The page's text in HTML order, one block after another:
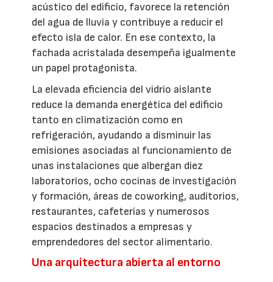
acústico del edificio, favorece la retención
del agua de lluvia y contribuye a reducir el
efecto isla de calor. En ese contexto, la
fachada acristalada desempeña igualmente
un papel protagonista.
La elevada eficiencia del vidrio aislante
reduce la demanda energética del edificio
tanto en climatización como en
refrigeración, ayudando a disminuir las
emisiones asociadas al funcionamiento de
unas instalaciones que albergan diez
laboratorios, ocho cocinas de investigación
y formación, áreas de coworking, auditorios,
restaurantes, cafeterías y numerosos
espacios destinados a empresas y
emprendedores del sector alimentario.
Una arquitectura abierta al entorno